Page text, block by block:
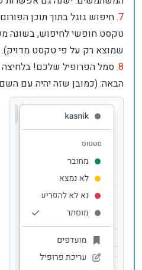
7. חיפוש גוגל בתוך תוכן
טקסט חופשי לחיפוש, בשונה
שמוצא רק על פי טקסט מדויק).
8. סמל הפרופיל שלכם! בלחיצה
הבאה: (כמובן שזה יהיה עם